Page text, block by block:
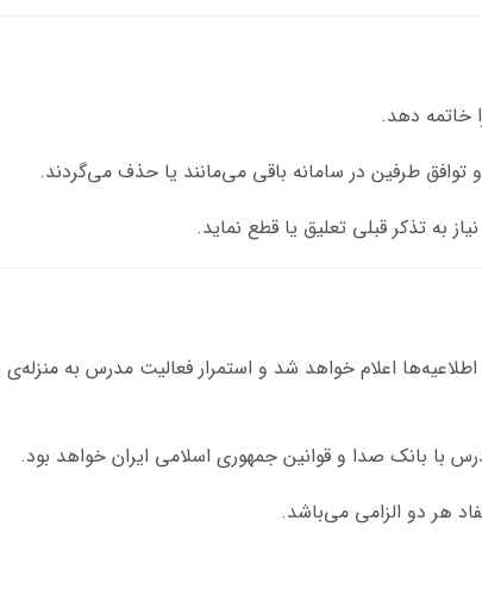
خاتمه دهد.
طرفین در سامانه باقی می‌مانند یا حذف می‌گردند.
به تذکر قبلی تعلیق یا قطع نماید.
اعلام خواهد شد و استمرار فعالیت مدرس به
با بانک صدا و قوانین جمهوری اسلامی ایران خواهد بود.
هر دو الزامی می‌باشد.